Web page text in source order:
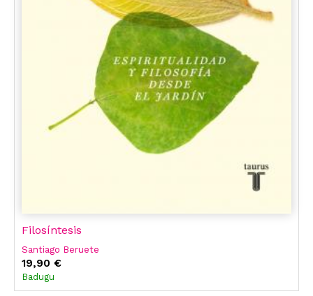
Filosíntesis
Santiago Beruete
19,90 €
Badugu